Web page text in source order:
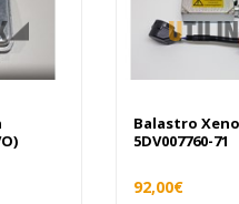
Balastro
5DV007760-71
92,00€